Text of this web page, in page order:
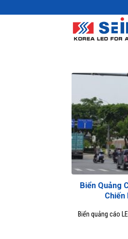
to
Biển Quảng
Chiến
Biển quảng cáo